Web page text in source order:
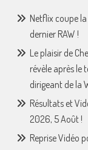
Netflix coupe
dernier RAW !
Le plaisir de
révèle après le
dirigeant de la
Résultats et
2026, 5 Août !
Reprise Vidéo